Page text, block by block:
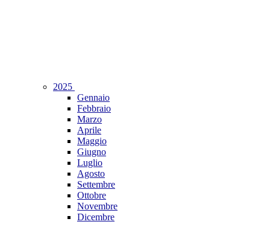
2025
Gennaio
Febbraio
Marzo
Aprile
Maggio
Giugno
Luglio
Agosto
Settembre
Ottobre
Novembre
Dicembre